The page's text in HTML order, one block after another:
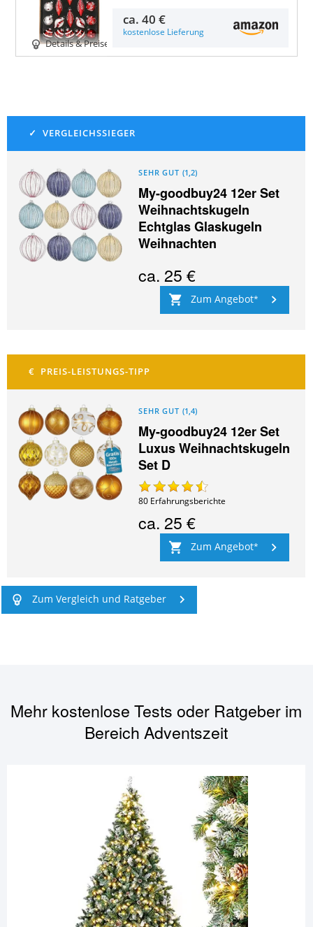
Details & Preise
ca.40 €
kostenlose Lieferung
SEHR GUT (1,2)
My-goodbuy24 12er Set
Weihnachtskugeln
Echtglas Glaskugeln
Weihnachten
ca. 25 €
Zum Angebot
SEHR GUT (1,4)
My-goodbuy24 12er Set
Luxus Weihnachtskugeln
Set D
80 Erfahrungsberichte
ca.25 €
Zum Angebot
Zum Vergleich und Ratgeber
Mehr kostenlose Tests oder Ratgeber im
BereichAdventszeit